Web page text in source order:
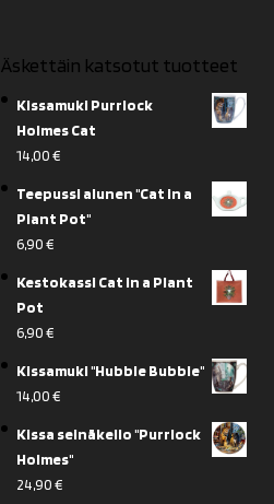
Äskettäin katsotut tuotteet
Kissamuki Purrlock
Holmes Cat
14,00€
Teepussi alunen "Cat in a
Plant Pot"
6,90€
Kestokassi Cat in a Plant
Pot
6,90€
Kissamuki "Hubble Bubble"
14,00€
Kissa seinäkello "Purrlock
Holmes"
24,90€